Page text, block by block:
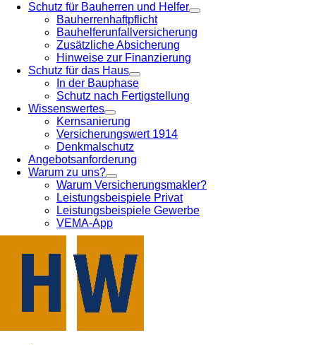
Schutz für Bauherren und Helfer
Bauherrenhaftpflicht
Bauhelferunfallversicherung
Zusätzliche Absicherung
Hinweise zur Finanzierung
Schutz für das Haus
In der Bauphase
Schutz nach Fertigstellung
Wissenswertes
Kernsanierung
Versicherungswert 1914
Denkmalschutz
Angebotsanforderung
Warum zu uns?
Warum Versicherungsmakler?
Leistungsbeispiele Privat
Leistungsbeispiele Gewerbe
VEMA-App